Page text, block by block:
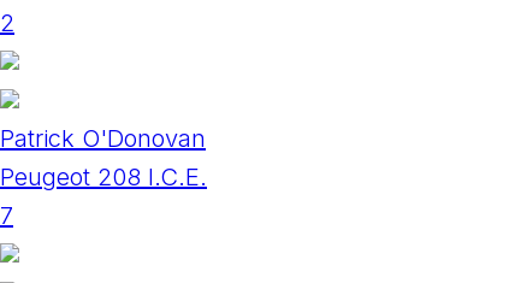
2
Patrick O'Donovan
Peugeot 208 I.C.E.
7